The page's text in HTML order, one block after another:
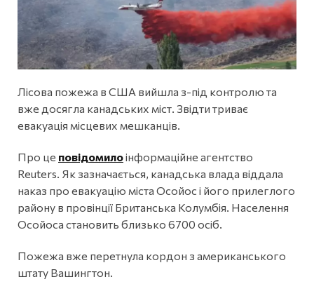
Лісова пожежа в США вийшла з-під контролю та
вже досягла канадських міст. Звідти триває
евакуація місцевих мешканців.
Про це повідомилоінформаційне агентство
Reuters. Як зазначається, канадська влада віддала
наказ про евакуацію міста Осойос і його прилеглого
району в провінції Британська Колумбія. Населення
Осойоса становить близько 6700 осіб.
Пожежа вже перетнула кордон з американського
штату Вашингтон.